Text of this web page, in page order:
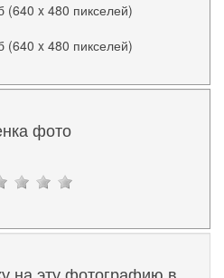
(640 x 480 пикселей)
(640 x 480 пикселей)
фото